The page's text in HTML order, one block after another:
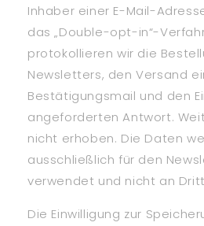
Inhaber einer E-Mail-
das „Double-opt-in“-
protokollieren wir die
Newsletters, den Versand
Bestätigungsmail und den
angeforderten Antwort.
nicht erhoben. Die Daten
ausschließlich für den
verwendet und nicht an
Die Einwilligung zur